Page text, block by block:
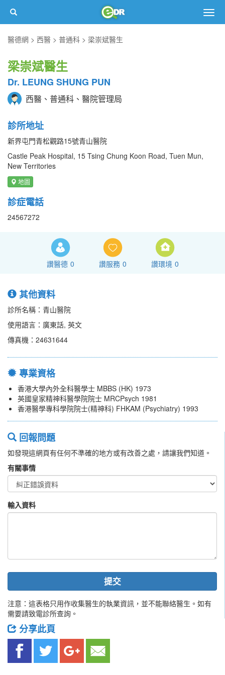
醫德網
西醫 普通科 梁崇斌醫生
梁崇斌醫生
Dr. LEUNG SHUNG PUN
西醫、普通科、醫院管理局
診所地址
新界屯門青松觀路15號青山醫院
Castle Peak Hospital, 15 Tsing Chung Koon Road, Tuen Mun,
New Territories
地圖
診症電話
24567272
讚醫德 0 讚服務 0 讚環境 0
其他資料
診所名稱：青山醫院
使用語言：廣東話, 英文
傳真機：24631644
專業資格
香港大學內外全科醫學士 MBBS (HK) 1973
英國皇家精神科醫學院院士 MRCPsych 1981
香港醫學專科學院院士(精神科) FHKAM (Psychiatry) 1993
回報問題
如發現這網頁有任何不準確的地方或有改善之處，請讓我們知道。
有關事情
輸入資料
提交
注意：這表格只用作收集醫生的執業資訊，並不能聯絡醫生。如有
需要請致電診所查詢。
分享此頁